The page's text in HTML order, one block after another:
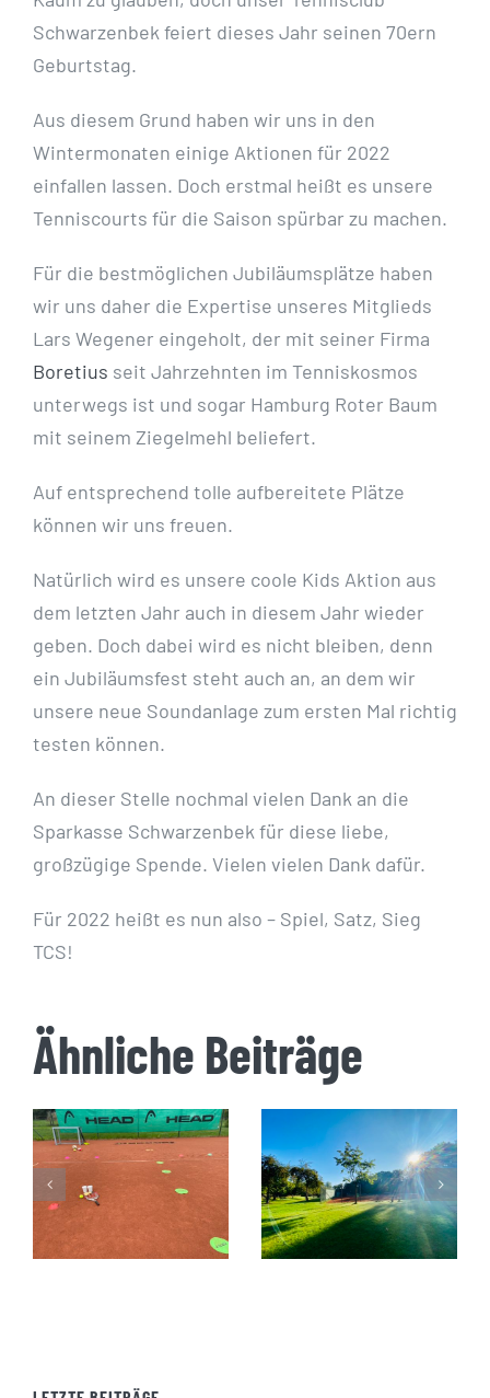
Schwarzenbek feiert dieses Jahr seinen 70ern
Geburtstag.
Aus diesem Grund haben wir uns in den
Wintermonaten einige Aktionen für 2022
einfallen lassen. Doch erstmal heißt es unsere
Tenniscourts für die Saison spürbar zu machen.
Für die bestmöglichen Jubiläumsplätze haben
wir uns daher die Expertise unseres Mitglieds
Lars Wegener eingeholt, der mit seiner Firma
Boretius seit Jahrzehnten im Tenniskosmos
unterwegs ist und sogar Hamburg Roter Baum
mit seinem Ziegelmehl beliefert.
Auf entsprechend tolle aufbereitete Plätze
können wir uns freuen.
Natürlich wird es unsere coole Kids Aktion aus
dem letzten Jahr auch in diesem Jahr wieder
geben. Doch dabei wird es nicht bleiben, denn
ein Jubiläumsfest steht auch an, an dem wir
unsere neue Soundanlage zum ersten Mal richtig
testen können.
An dieser Stelle nochmal vielen Dank an die
Sparkasse Schwarzenbek für diese liebe,
großzügige Spende. Vielen vielen Dank dafür.
Für 2022 heißt es nun also – Spiel, Satz, Sieg
TCS!
Ähnliche Beiträge
Open Tennis
Day 2023
Saisoneröffnung
Samstag,
22.04.2023